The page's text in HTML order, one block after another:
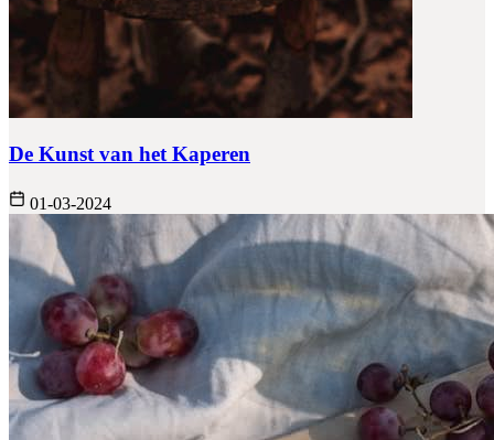
De Kunst van het Kaperen
01-03-2024